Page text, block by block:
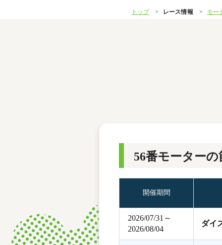
ボートデータ
トップ レース情報 モー
56番モーターの
開催期間
2026/07/31～
2026/08/04
ダイ